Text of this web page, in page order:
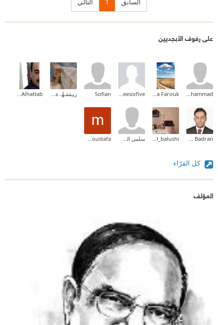
على رفوف الأبجديين
mohammad
Dina Farouk
HelloMedia Threesixfive
Sofian ريـِمَمَـهْۃهَ ⱤЗMΔ Murad Alhattab
Abdulrahman MW Badran
fatma al_balushi سلمى الشهراني mohamed moustafa
كل القرّاء
المؤلف